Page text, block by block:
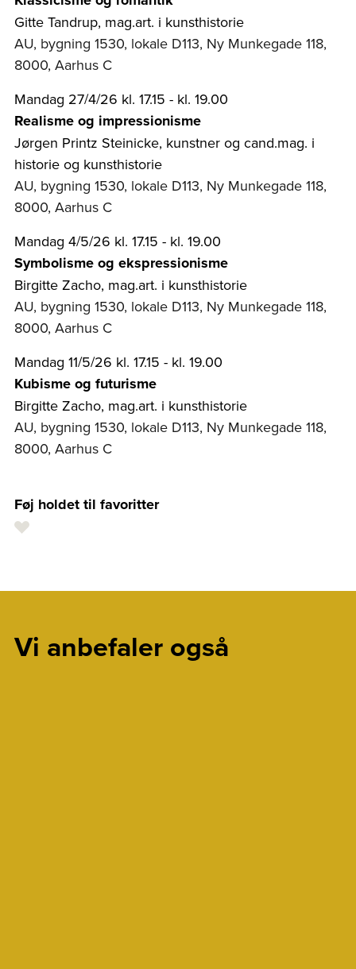
Gitte Tandrup, mag.art. i kunsthistorie
AU, bygning 1530, lokale D113, Ny Munkegade 118,
8000, Aarhus C
Mandag 27/4/26 kl. 17.15 - kl. 19.00
Realisme og impressionisme
Jørgen Printz Steinicke, kunstner og cand.mag. i
historie og kunsthistorie
AU, bygning 1530, lokale D113, Ny Munkegade 118,
8000, Aarhus C
Mandag 4/5/26 kl. 17.15 - kl. 19.00
Symbolisme og ekspressionisme
Birgitte Zacho, mag.art. i kunsthistorie
AU, bygning 1530, lokale D113, Ny Munkegade 118,
8000, Aarhus C
Mandag 11/5/26 kl. 17.15 - kl. 19.00
Kubisme og futurisme
Birgitte Zacho, mag.art. i kunsthistorie
AU, bygning 1530, lokale D113, Ny Munkegade 118,
8000, Aarhus C
Føj holdet til favoritter
Vi anbefaler også